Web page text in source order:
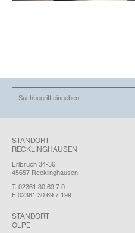
SUCHEN
STANDORT
RECKLINGHAUSEN
Erlbruch 34-36
45657 Recklinghausen
T. 02361 30 69 7 0
F. 02361 30 69 7 199
STANDORT
OLPE